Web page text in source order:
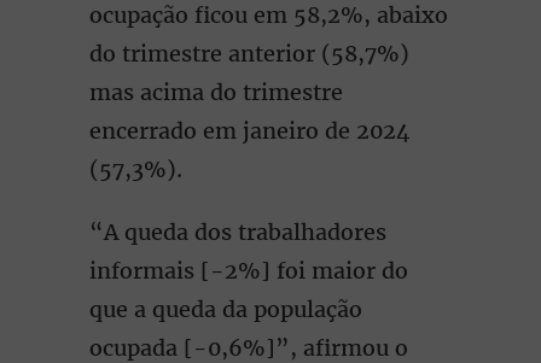
ocupação ficou em 58,2%, abaixo
do trimestre anterior (58,7%)
mas acima do trimestre
encerrado em janeiro de 2024
(57,3%).
“A queda dos trabalhadores
informais [-2%] foi maior do
que a queda da população
ocupada [-0,6%]”, afirmou o